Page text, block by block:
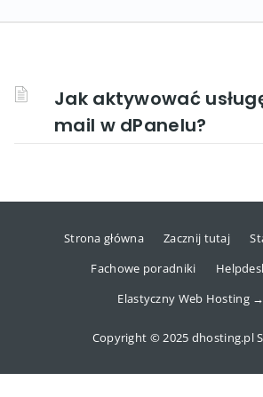
Jak aktywować
mail w dPanelu?
Strona główna Zacznij tutaj
Fachowe poradniki
Elastyczny Web Hosting →
Copyright © 2025 dhosting.pl